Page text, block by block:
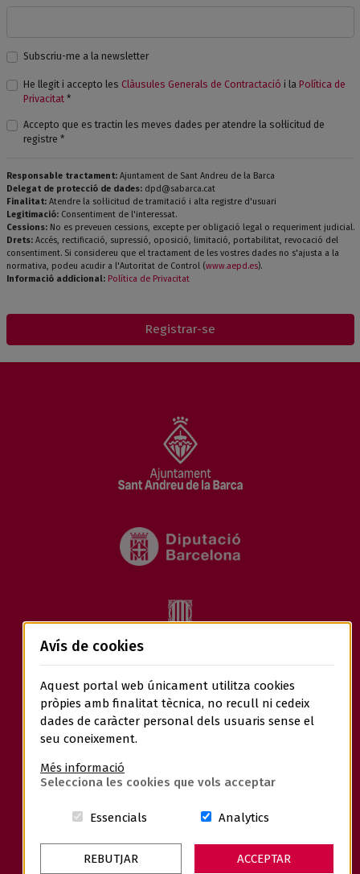
Subscriu-me a la newsletter
He llegit i accepto les Clàusules Generals de Contractació i la Política de
Privacitat *
Accepto que es tractin les meves dades per atendre la sol·licitud de
registre *
Responsable tractament:Ajuntament de Sant Andreu de la Barca
Delegat de protecció de dades:dpd@sabarca.cat
Finalitat:Atendre la sol·licitud de tramitació i alta registre d'usuari
Legitimació:Consentiment de l'interessat.
Cessions:No es preveuen cessions, excepte per obligació legal o requeriment judicial.
Drets:Accés, rectificació, supressió, oposició, limitació, portabilitat, revocació del
consentiment. Si considereu que el tractament de les vostres dades no s'ajusta a la
normativa, podeu acudir a l'Autoritat de Control (www.aepd.es).
Informació addicional: Política de Privacitat
Registrar-se
Avís Legal Política de Privacitat
Política de Cookies
Avís de cookies
Aquest portal web únicament utilitza cookies
pròpies amb finalitat tècnica, no recull ni cedeix
dades de caràcter personal dels usuaris sense el
seu coneixement.
Més informació
Selecciona les cookies que vols acceptar
Essencials Aquestes cookies són essencials
AnalyticsCookies related
REBUTJAR ACCEPTAR